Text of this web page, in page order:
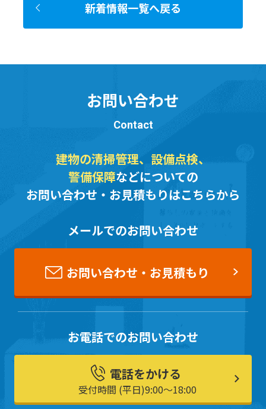
新着情報一覧へ戻る
お問い合わせ
Contact
建物の清掃管理、設備点検、
警備保障などについての
お問い合わせ・お見積もりはこちらから
メールでのお問い合わせ
お問い合わせ・お見積もり
お電話でのお問い合わせ
電話をかける
受付時間 (平日)9:00〜18:00